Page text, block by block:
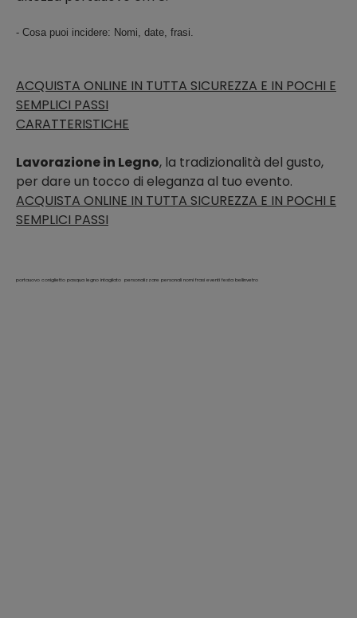
- Cosa puoi incidere: Nomi, date, frasi.
ACQUISTA ONLINE IN TUTTA SICUREZZA E IN POCHI E
SEMPLICI PASSI
CARATTERISTICHE
Lavorazione in Legno, la tradizionalità del gusto,
per dare un tocco di eleganza al tuo evento.
ACQUISTA ONLINE IN TUTTA SICUREZZA E IN POCHI E
SEMPLICI PASSI
portauovo coniglietto pasqua legno intagliato personalizzare personali nomi frasi eventi festa bellinvetro